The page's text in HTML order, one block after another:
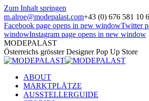
Zum Inhalt springen
m.alroe@modepalast.com+43 (0) 676 581 10
Facebook page opens in new windowTwitter
windowInstagram page opens in new window
MODEPALAST
Österreichs grösster Designer Pop Up Store
ABOUT
MARKTPLÄTZE
AUSSTELLERGUIDE